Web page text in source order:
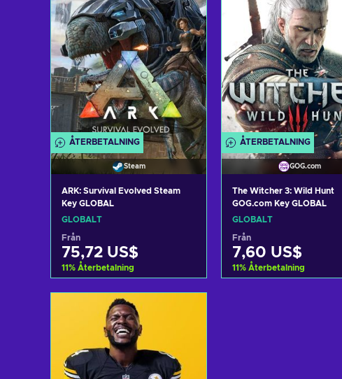
ÅTERBETALNING
Steam
ARK: Survival Evolved Steam
Key GLOBAL
GLOBALT
Från
75,72 US$
11% Återbetalning
Lägg till i varukorgen
View offers
ÅTERBETALNING
GOG.com
The Witcher 3: Wild Hunt
GOG.com Key GLOBAL
GLOBALT
Från
7,60 US$
11% Återbetalning